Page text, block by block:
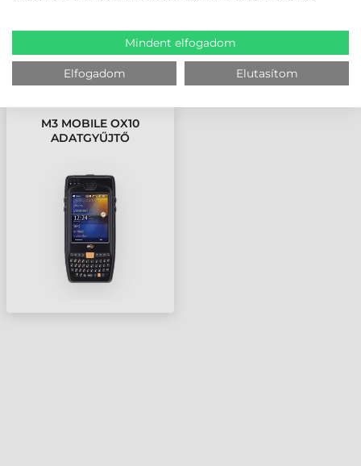
LEGUTÓBB MEGTEKINTETT TERMÉKEK
M3 MOBILE OX10
ADATGYŰJTŐ
Mindent elfogadom
Elfogadom Elutasítom